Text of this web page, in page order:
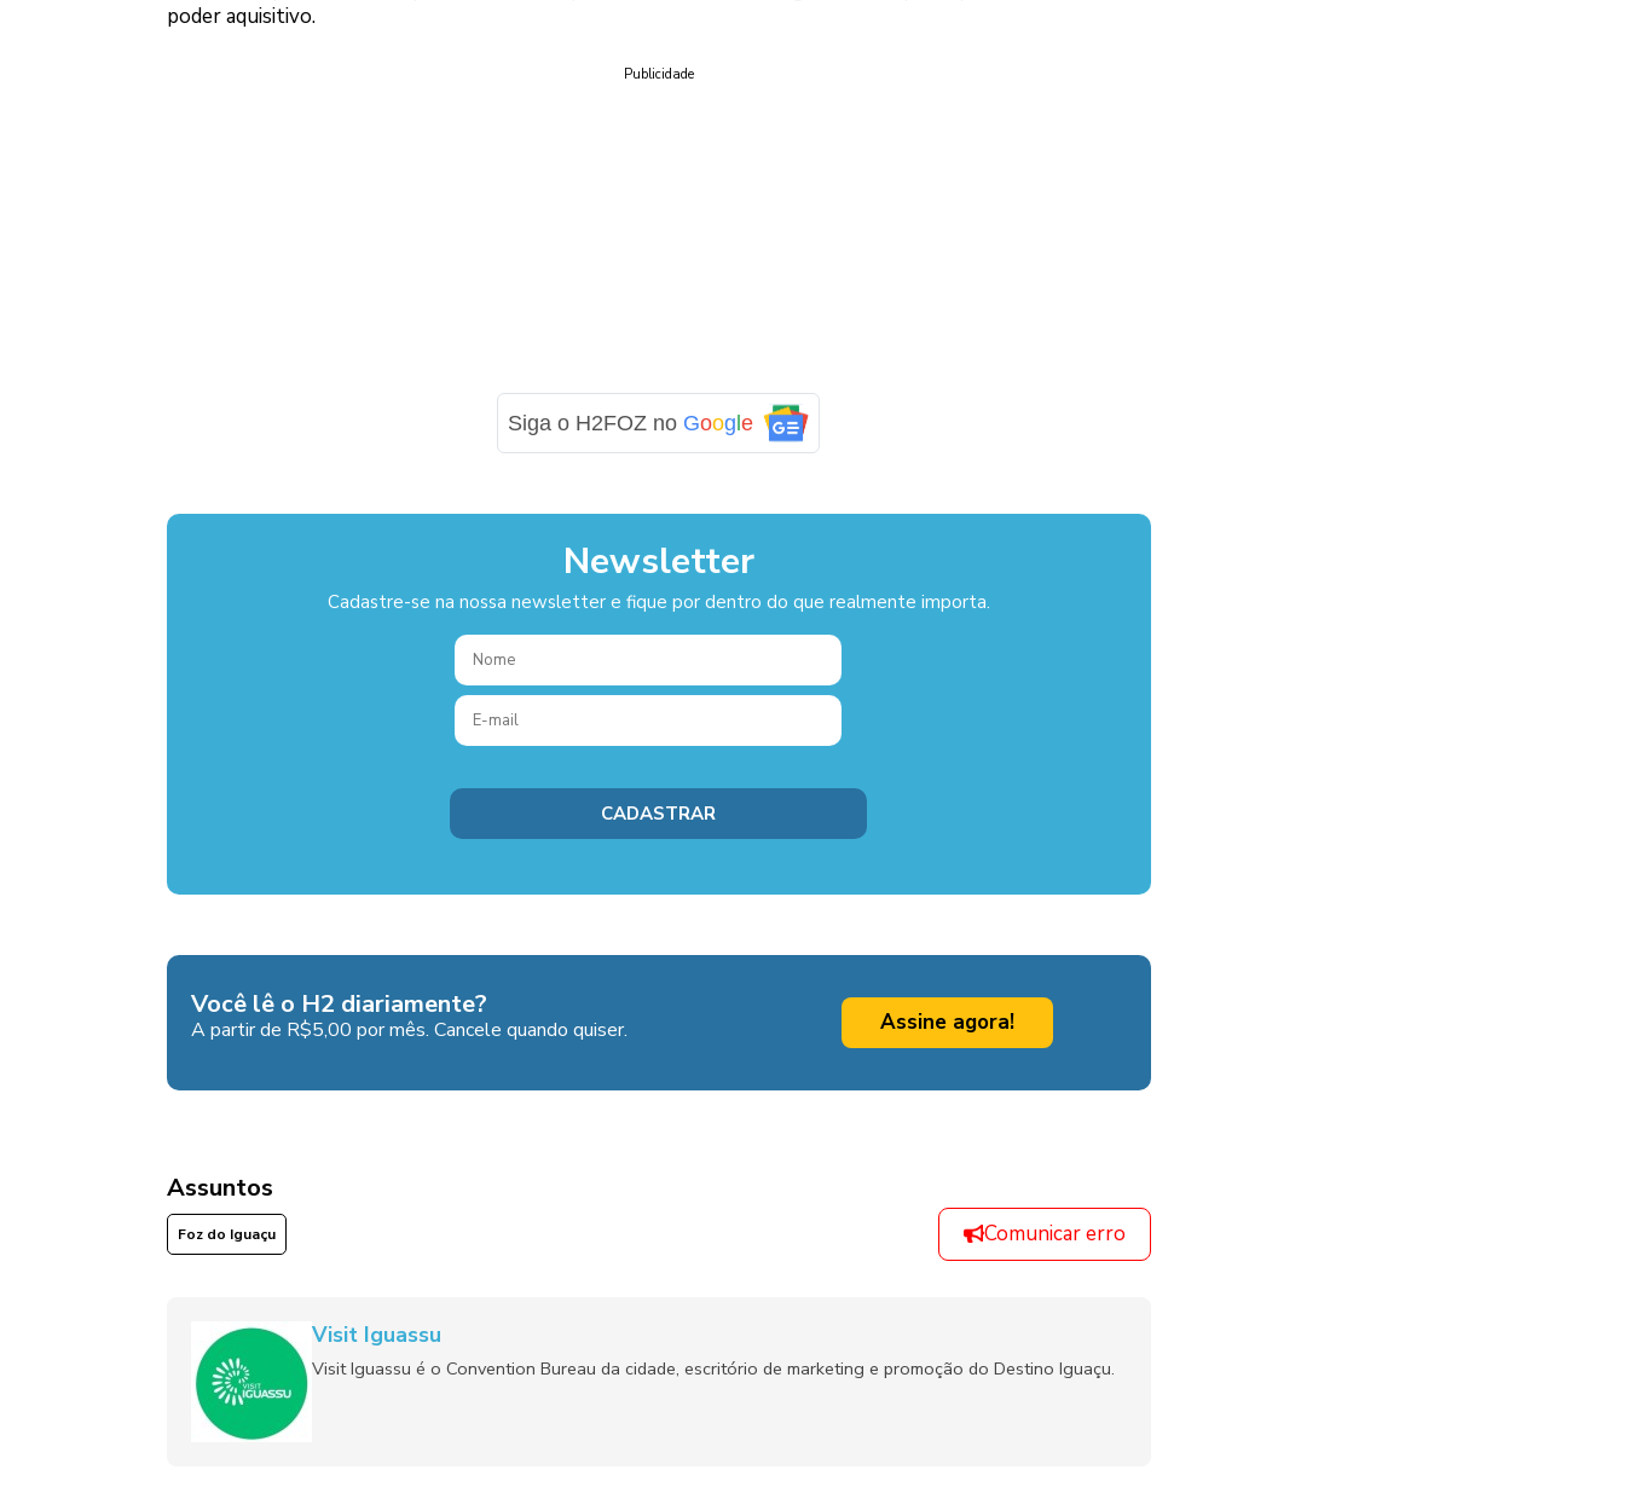
poder aquisitivo.
Publicidade
Siga o H2FOZ no Google
Newsletter
Cadastre-se na nossa newsletter e fique por dentro do que realmente importa.
Você lê o H2 diariamente?
A partir de R$5,00 por mês. Cancele quando quiser. Assine agora!
Assuntos
Foz do Iguaçu Comunicar erro
Visit Iguassu
Visit Iguassu é o Convention Bureau da cidade, escritório de marketing e promoção do Destino Iguaçu.